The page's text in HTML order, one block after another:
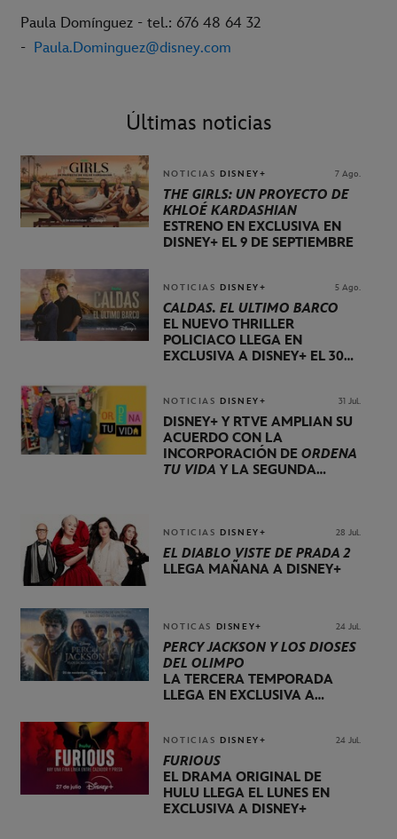
Paula Domínguez - tel.: 676 48 64 32
- Paula.Dominguez@disney.com
Últimas noticias
NOTICIAS DISNEY+ 7 Ago.
THE GIRLS: UN PROYECTO DE
KHLOÉ KARDASHIAN
ESTRENO EN EXCLUSIVA EN
DISNEY+ EL 9 DE SEPTIEMBRE
NOTICIAS DISNEY+ 5 Ago.
CALDAS. EL ÚLTIMO BARCO
EL NUEVO THRILLER
POLICIACO LLEGA EN
EXCLUSIVA A DISNEY+ EL 30
NOTICIAS DISNEY+ 31 Jul.
DISNEY+ Y RTVE AMPLÍAN SU
ACUERDO CON LA
INCORPORACIÓN DE ORDENA
TU VIDA Y LA SEGUNDA
NOTICIAS DISNEY+ 28 Jul.
EL DIABLO VISTE DE PRADA 2
LLEGA MAÑANA A DISNEY+
NOTICAS DISNEY+ 24 Jul.
PERCY JACKSON Y LOS DIOSES
DEL OLIMPO
LA TERCERA TEMPORADA
LLEGA EN EXCLUSIVA A
NOTICIAS DISNEY+ 24 Jul.
FURIOUS
EL DRAMA ORIGINAL DE
HULU LLEGA EL LUNES EN
EXCLUSIVA A DISNEY+